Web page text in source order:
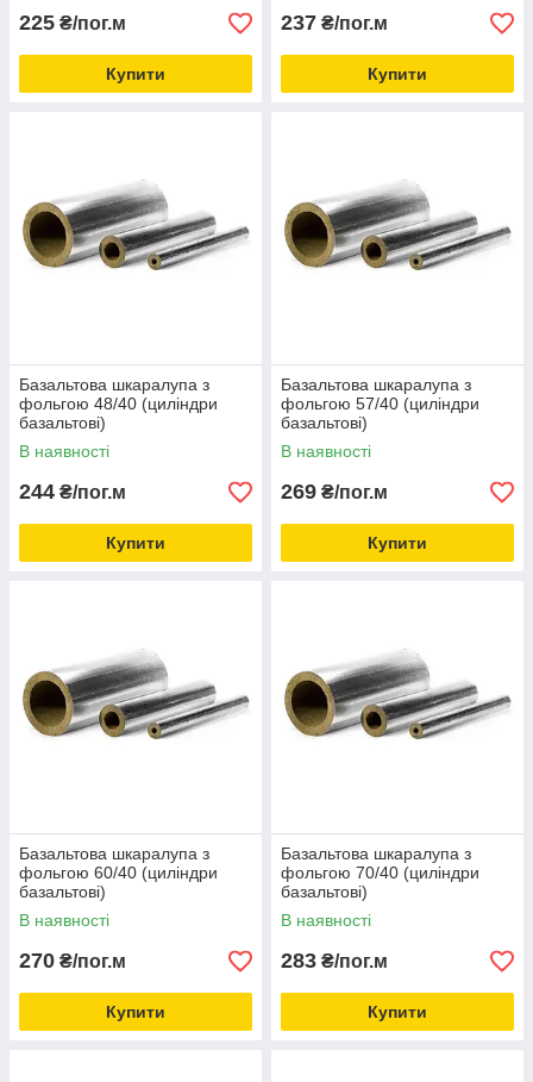
225 ₴/пог.м
Купити
237 ₴/пог.м
Купити
Базальтова шкаралупа з
фольгою 48/40 (циліндри
базальтові)
В наявності
244 ₴/пог.м
Купити
Базальтова шкаралупа з
фольгою 57/40 (циліндри
базальтові)
В наявності
269 ₴/пог.м
Купити
Базальтова шкаралупа з
фольгою 60/40 (циліндри
базальтові)
В наявності
270 ₴/пог.м
Купити
Базальтова шкаралупа з
фольгою 70/40 (циліндри
базальтові)
В наявності
283 ₴/пог.м
Купити